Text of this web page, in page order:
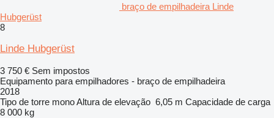
braço de empilhadeira Linde
Hubgerüst
8
Linde Hubgerüst
3 750 € Sem impostos
Equipamento para empilhadores - braço de empilhadeira
2018
Tipo de torre monoAltura de elevação 6,05 m Capacidade de carga
8 000 kg